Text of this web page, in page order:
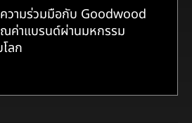
วามร่วมมือกับ Goodwood
ค่าแบรนด์ผ่านมหกรรม
ลก